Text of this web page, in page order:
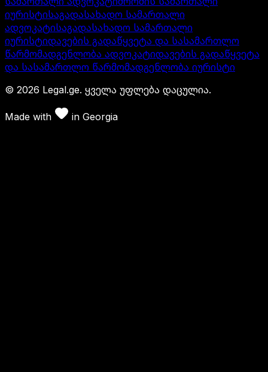
იურისტისაგადასახადო სამართალი
ადვოკატისაგადასახადო სამართალი
იურისტიდავების გადაწყვეტა და სასამართლო
წარმომადგენლობა ადვოკატიდავების გადაწყვეტა
და სასამართლო წარმომადგენლობა იურისტი
© 2026 Legal.ge. ყველა უფლება დაცულია.
Made with in Georgia